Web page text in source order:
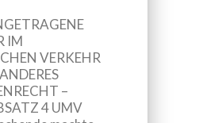
IM
VERKEHR
–
4 UMV